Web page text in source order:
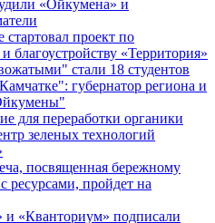
«Ойкумена» и
стартовал проект по
благоустройству «Территория»
стали 18 студентов
губернатор региона и
для переработки органики
зеленых технологий
посвященная бережному
ресурсами, пройдет на
и «Кванториум» подписали